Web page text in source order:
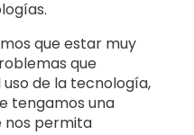
que estar muy
que
de la tecnología,
tengamos una
nos permita